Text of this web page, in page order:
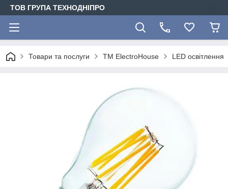
ТОВ ГРУПА ТЕХНОДНІПРО
Товари та послуги ТМ ElectroHouse LED освітлення